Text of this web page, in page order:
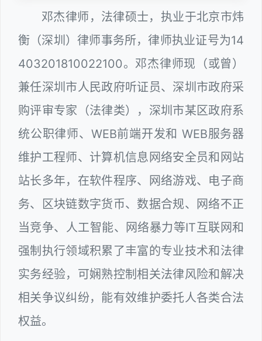
邓杰律师，法律硕士，执业于北京市炜
衡（深圳）律师事务所，律师执业证号为14
403201810022100。邓杰律师现（或曾）
兼任深圳市人民政府听证员、深圳市政府采
购评审专家（法律类），深圳市某区政府系
统公职律师、WEB前端开发和 WEB服务器
维护工程师、计算机信息网络安全员和网站
站长多年，在软件程序、网络游戏、电子商
务、区块链数字货币、数据合规、网络不正
当竞争、人工智能、网络暴力等IT互联网和
强制执行领域积累了丰富的专业技术和法律
实务经验，可娴熟控制相关法律风险和解决
相关争议纠纷，能有效维护委托人各类合法
权益。